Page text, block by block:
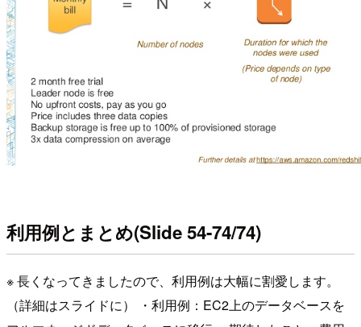
利用例とまとめ(Slide 54-74/74)
※ 長くなってきましたので、利用例は大幅に割愛します。
（詳細はスライドに） ・利用例：EC2上のデータベースを